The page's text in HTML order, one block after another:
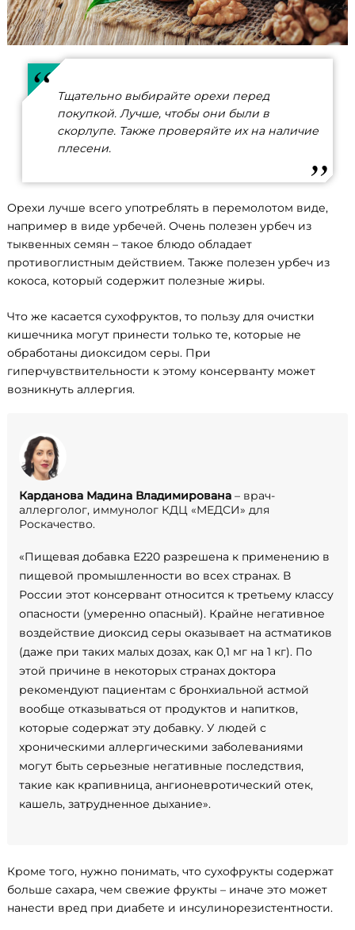
Тщательно выбирайте орехи перед
покупкой. Лучше, чтобы они были в
скорлупе. Также проверяйте их на наличие
плесени.
Орехи лучше всего употреблять в перемолотом виде,
например в виде урбечей. Очень полезен урбеч из
тыквенных семян – такое блюдо обладает
противоглистным действием. Также полезен урбеч из
кокоса, который содержит полезные жиры.
Что же касается сухофруктов, то пользу для очистки
кишечника могут принести только те, которые не
обработаны диоксидом серы. При
гиперчувствительности к этому консерванту может
возникнуть аллергия.
Карданова Мадина Владимирована – врач-
аллерголог, иммунолог КДЦ «МЕДСИ» для
Роскачество.
«Пищевая добавка Е220 разрешена к применению в
пищевой промышленности во всех странах. В
России этот консервант относится к третьему классу
опасности (умеренно опасный). Крайне негативное
воздействие диоксид серы оказывает на астматиков
(даже при таких малых дозах, как 0,1 мг на 1 кг). По
этой причине в некоторых странах доктора
рекомендуют пациентам с бронхиальной астмой
вообще отказываться от продуктов и напитков,
которые содержат эту добавку. У людей с
хроническими аллергическими заболеваниями
могут быть серьезные негативные последствия,
такие как крапивница, ангионевротический отек,
кашель, затрудненное дыхание».
Кроме того, нужно понимать, что сухофрукты содержат
больше сахара, чем свежие фрукты – иначе это может
нанести вред при диабете и инсулинорезистентности.
Search
for: